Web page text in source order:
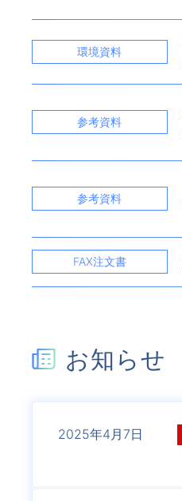
環境資料
参考資料
参考資料
FAX注文書
お知らせ
2025年4月7日